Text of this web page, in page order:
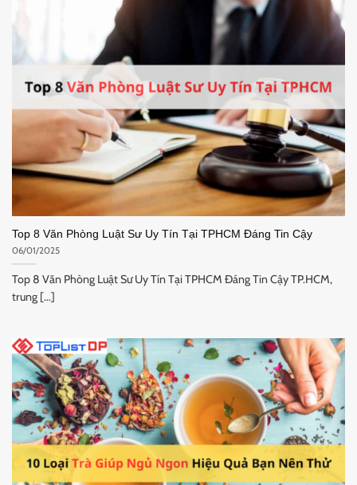
Top 8 Văn Phòng Luật Sư Uy Tín Tại TPHCM Đáng Tin Cậy
06/01/2025
Top 8 Văn Phòng Luật Sư Uy Tín Tại TPHCM Đáng Tin Cậy TP.HCM,
trung [...]